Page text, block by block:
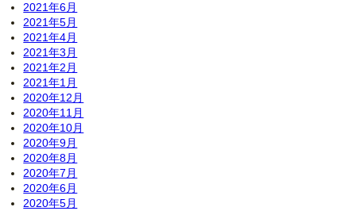
2021年6月
2021年5月
2021年4月
2021年3月
2021年2月
2021年1月
2020年12月
2020年11月
2020年10月
2020年9月
2020年8月
2020年7月
2020年6月
2020年5月